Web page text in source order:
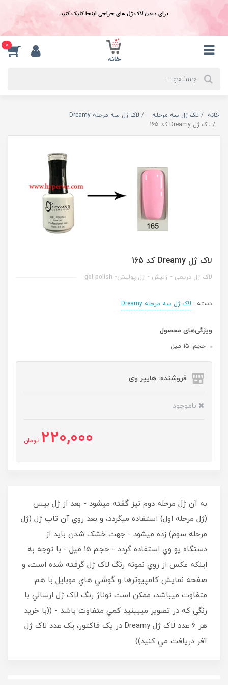
برای دیدن لاک ژل های حراجی اینجا کلیک کنید
0
خانه لاک ژل سه مرحله
لاک ژل سه مرحله Dreamy
لاک ژل Dreamy کد 165
لاک ژل Dreamy کد 165
لاک ژل دریمی - ژلیش - ژل پولیش- gel polish
دسته : لاک ژل سه مرحله Dreamy
ویژگی‌های محصول
حجم: 15 میل
فروشنده: هایپر وی
ناموجود
220,000 تومان
به آن ژل مرحله دوم نيز گفته ميشود - بعد از ژل بيس
(ژل مرحله اول) استفاده ميگردد، و بعد روي آن تاپ ژل (ژل
مرحله سوم) زده ميشود - جهت خشک شدن بايد از
دستگاه يو وي استفاده گردد - حجم 15 ميل - با توجه به
اينکه عکس از روي نمونه رنگ لاک ژل گرفته شده است، و
صفحه نمايش کامپيوترها و گوشي هاي موبايل با هم
متفاوت ميباشد، ممکن است توناژ رنگ لاک ژل ارسالي با
رنگي که در تصوير ميبينيد کمي متفاوت باشد - ((با خريد
هر 6 عدد لاک ژل Dreamy در يک فاکتور، يک عدد لاک ژل
آفر دريافت مي کنيد))